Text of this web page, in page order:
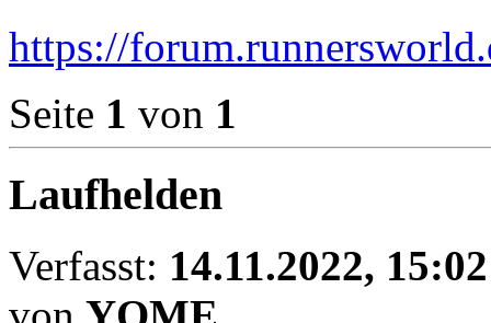
https://
Seite 1 von 1
Laufhelden
Verfasst: 14.11.2022, 15:02